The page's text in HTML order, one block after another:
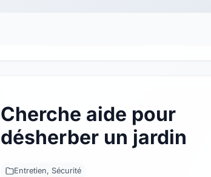
Cherche aide pour
désherber un jardin
Entretien, Sécurité